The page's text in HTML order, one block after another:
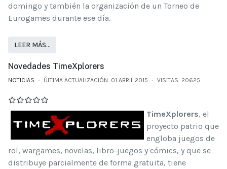
domingo y también la organización de un Torneo de
Eurogames durante ese día.
LEER MÁS…
Novedades TimeXplorers
NOTICIAS ÚLTIMA ACTUALIZACIÓN: 01 ABRIL 2015 VISITAS: 20625
TimeXplorers, el
proyecto patrio que
engloba juegos de
rol, wargames, novelas, libro-juegos y cómics, y que se
distribuye parcialmente de forma gratuita, tiene